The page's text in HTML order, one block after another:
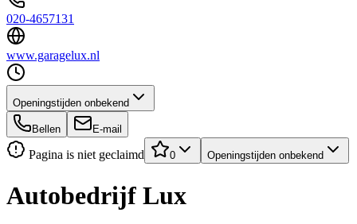
020-4657131
www.garagelux.nl
Openingstijden onbekend
Bellen E-mail
Pagina is niet geclaimd 0 Openingstijden onbekend
Autobedrijf Lux